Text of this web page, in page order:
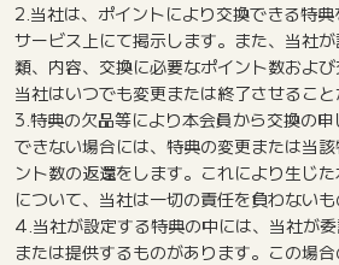
2.当社は、ポイントにより交換できる特
サービス上にて掲示します。また、当社
類、内容、交換に必要なポイント数および
当社はいつでも変更または終了させること
3.特典の欠品等により本会員から交換の
できない場合には、特典の変更または当
ント数の返還をします。これにより生じ
について、当社は一切の責任を負わないも
4.当社が設定する特典の中には、当社が
または提供するものがあります。この場